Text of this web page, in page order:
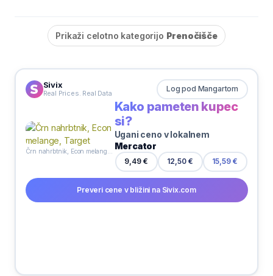
Prikaži celotno kategorijo Prenočišče
Sivix
Real Prices. Real Data Log pod Mangartom
Kako pameten kupec
si?
Ugani ceno v lokalnem
Mercator
9,49 € 12,50 € 15,59 €
Preveri cene v bližini na Sivix.com